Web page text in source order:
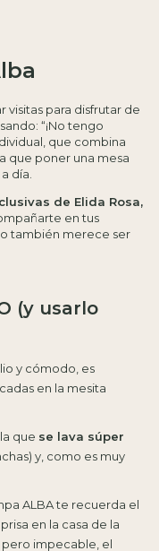
visitas para disfrutar de
“¡No tengo
que combina
que poner una mesa
día.
de Elida Rosa,
en tus
también merece ser
(y usarlo
y cómodo, es
en la mesita
que se lava súper
y, como es muy
ALBA te recuerda el
en la casa de la
pero impecable, el